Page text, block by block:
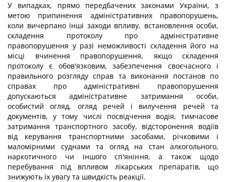
У випадках, прямо передбачених законами України, з
метою припинення адміністративних правопорушень,
коли вичерпано інші заходи впливу, встановлення особи,
складення протоколу про адміністративне
правопорушення у разі неможливості складення його на
місці вчинення правопорушення, якщо складення
протоколу є обов'язковим, забезпечення своєчасного і
правильного розгляду справ та виконання постанов по
справах про адміністративні правопорушення
допускаються адміністративне затримання особи,
особистий огляд, огляд речей і вилучення речей та
документів, у тому числі посвідчення водія, тимчасове
затримання транспортного засобу, відсторонення водіїв
від керування транспортними засобами, річковими і
маломірними суднами та огляд на стан алкогольного,
наркотичного чи іншого сп'яніння, а також щодо
перебування під впливом лікарських препаратів, що
знижують їх увагу та швидкість реакції.